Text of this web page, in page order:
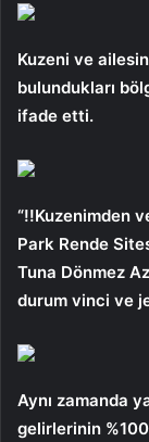
Kuzeni ve
bulundukları
ifade etti.
“!!Kuzenimden
Park Rende
Tuna Dönmez
durum vinci ve
Aynı zamanda
gelirlerinin